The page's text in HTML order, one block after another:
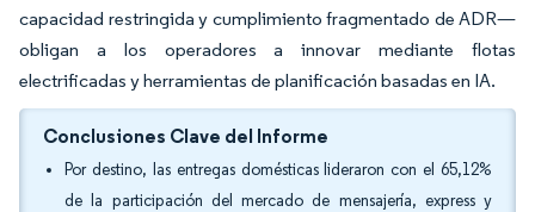
capacidad restringida y cumplimiento fragmentado de ADR—
obligan a los operadores a innovar mediante flotas
electrificadas y herramientas de planificación basadas en IA.
Conclusiones Clave del Informe
Por destino, las entregas domésticas lideraron con el 65,12%
de la participación del mercado de mensajería, express y